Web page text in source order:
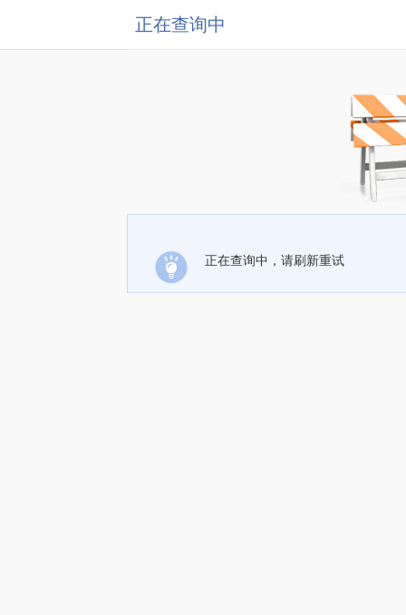
正在查询中
正在查询中，请刷新重试